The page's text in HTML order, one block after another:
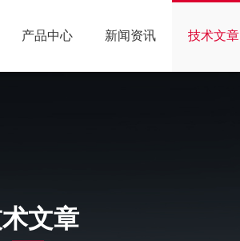
产品中心 新闻资讯 技术文章
文章